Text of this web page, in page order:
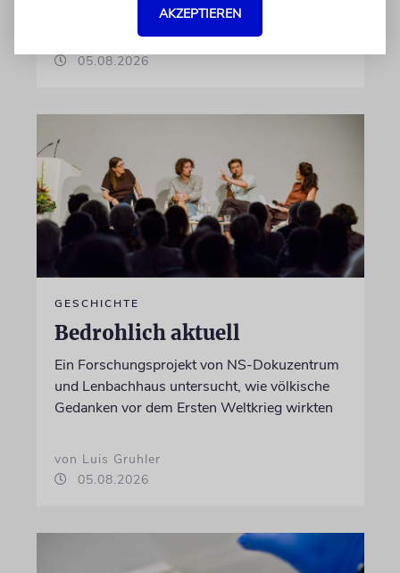
von Katrin Richter
05.08.2026
GESCHICHTE
Bedrohlich aktuell
Ein Forschungsprojekt von NS-Dokuzentrum
und Lenbachhaus untersucht, wie völkische
Gedanken vor dem Ersten Weltkrieg wirkten
von Luis Gruhler
05.08.2026
AKZEPTIEREN